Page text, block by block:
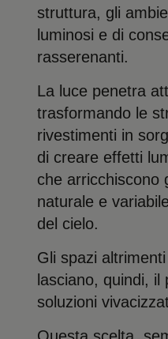
struttura, gli
luminosi e di
rasserenanti.
La luce penetra
trasformando le
rivestimenti in
di creare effetti
che arricchiscono
naturale e
del cielo.
Gli spazi
lasciano, quindi,
soluzioni